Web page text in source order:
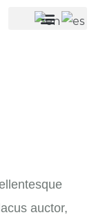
auctor,